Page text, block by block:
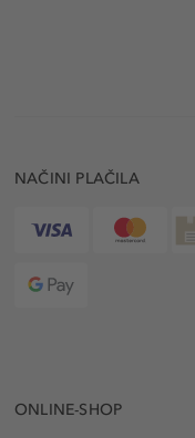
NAČINI PLAČILA
ONLINE-SHOP